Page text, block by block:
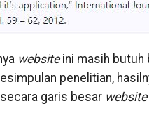
website ini masih butuh
penelitian,
garis besar